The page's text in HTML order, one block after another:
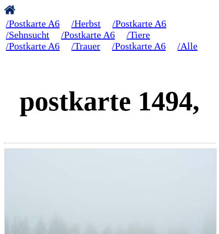
/Postkarte A6 /Herbst
/Postkarte A6
/Sehnsucht
/Postkarte A6
/Tiere
/Postkarte A6
/Trauer /Postkarte A6 /Alle
postkarte 1494,